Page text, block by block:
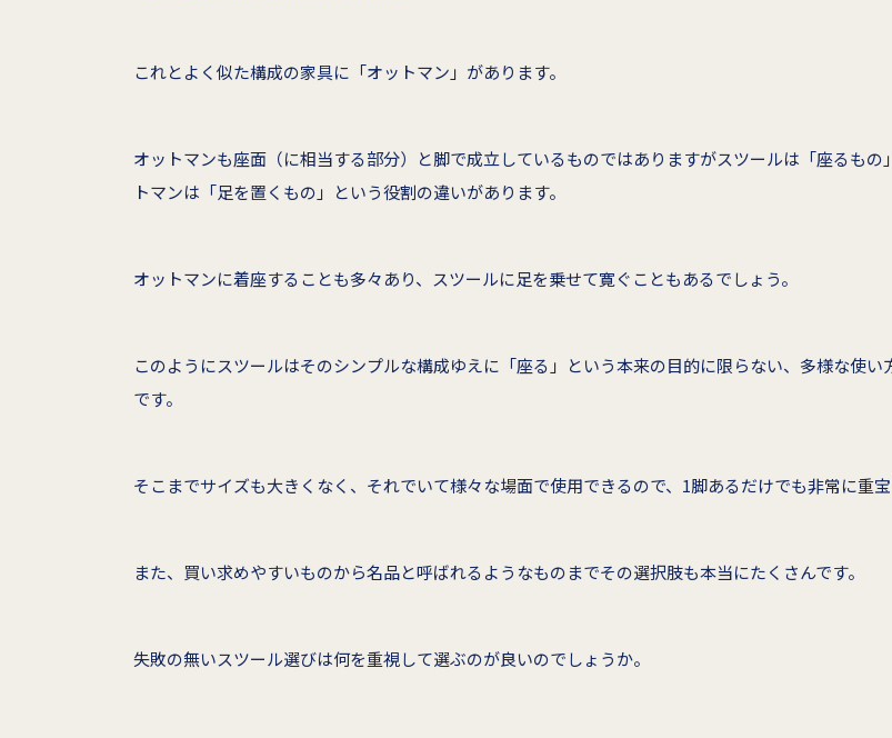
これとよく似た構成の家具に「オットマン」があります。
オットマンも座面（に相当する部分）と脚で成立しているものではありますがスツールは「座るもの
トマンは「足を置くもの」という役割の違いがあります。
オットマンに着座することも多々あり、スツールに足を乗せて寛ぐこともあるでしょう。
このようにスツールはそのシンプルな構成ゆえに「座る」という本来の目的に限らない、多様な使い
です。
そこまでサイズも大きくなく、それでいて様々な場面で使用できるので、1脚あるだけでも非常に重宝
また、買い求めやすいものから名品と呼ばれるようなものまでその選択肢も本当にたくさんです。
失敗の無いスツール選びは何を重視して選ぶのが良いのでしょうか。